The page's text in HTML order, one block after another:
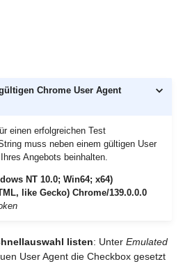
Chrome User Agent
einen erfolgreichen Test
muss neben einem gültigen User
Angebots beinhalten.
NT 10.0; Win64; x64)
like Gecko) Chrome/139.0.0.0
listen: UnterEmulated
User Agent die Checkbox gesetzt